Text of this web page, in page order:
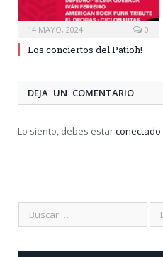
14 MAYO, 2024 0
Los conciertos del Patioh!
DEJA UN COMENTARIO
Lo siento, debes estarconectado